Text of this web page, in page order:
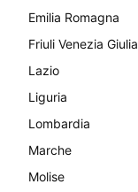
Emilia Romagna
Friuli Venezia Giulia
Lazio
Liguria
Lombardia
Marche
Molise